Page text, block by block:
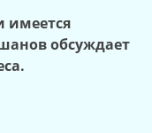
имеется
обсуждает